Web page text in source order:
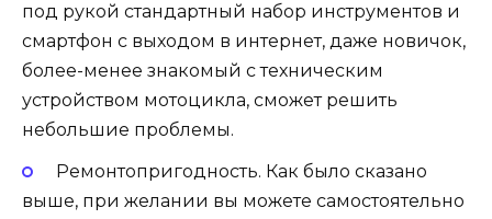
под рукой стандартный набор инструментов и
смартфон с выходом в интернет, даже новичок,
более-менее знакомый с техническим
устройством мотоцикла, сможет решить
небольшие проблемы.
Ремонтопригодность. Как было сказано
выше, при желании вы можете самостоятельно